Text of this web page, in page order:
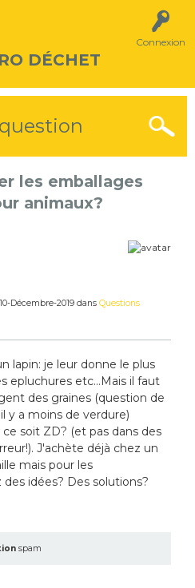
Connexion
DÉCHET
les emballages
animaux?
10-Décembre-2019 dans Questions
lapin: je leur donne le plus
epluchures etc...Mais il faut
des graines (question de
y a moins de verdure)
soit ZD? (et pas dans des
J'achète déjà chez un
mais pour les
des idées? Des solutions?
spam